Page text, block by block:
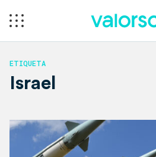
ETIQUETA
Israel